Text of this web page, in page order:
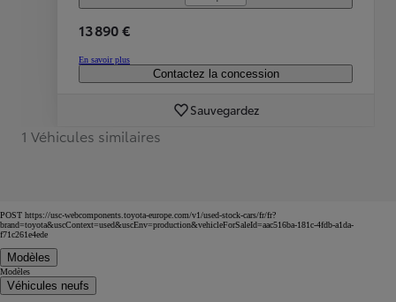
13 890 €
En savoir plus
Contactez la concession
Sauvegardez
1 Véhicules similaires
POST https://usc-webcomponents.toyota-europe.com/v1/used-stock-cars/fr/fr?
brand=toyota&uscContext=used&uscEnv=production&vehicleForSaleId=aac516ba-181c-4fdb-a1da-
f71c261e4ede
Modèles
Modèles
Véhicules neufs